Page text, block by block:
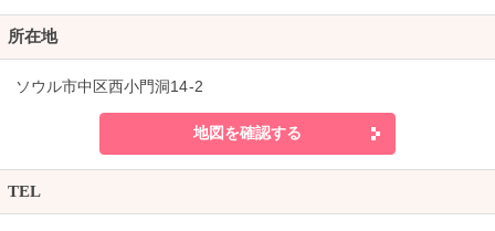
所在地
ソウル市中区西小門洞14-2
地図を確認する
TEL